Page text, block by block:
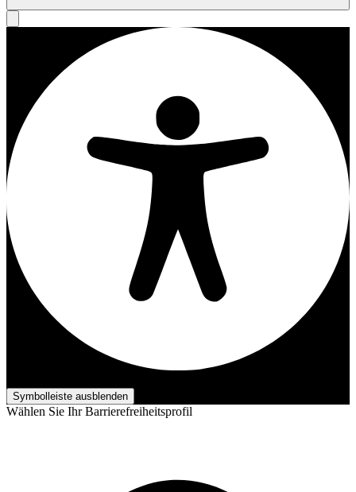
Symbolleiste ausblenden
Wählen Sie Ihr Barrierefreiheitsprofil